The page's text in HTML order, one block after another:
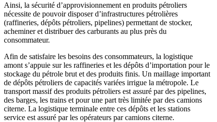
Ainsi, la sécurité d’approvisionnement en produits pétroliers
nécessite de pouvoir disposer d’infrastructures pétrolières
(raffineries, dépôts pétroliers, pipelines) permettant de stocker,
acheminer et distribuer des carburants au plus près du
consommateur.
Afin de satisfaire les besoins des consommateurs, la logistique
amont s’appuie sur les raffineries et les dépôts d’importation pour le
stockage du pétrole brut et des produits finis. Un maillage important
de dépôts pétroliers de capacités variées irrigue la métropole. Le
transport massif des produits pétroliers est assuré par des pipelines,
des barges, les trains et pour une part très limitée par des camions
citerne. La logistique terminale entre ces dépôts et les stations
service est assuré par les opérateurs par camions citerne.